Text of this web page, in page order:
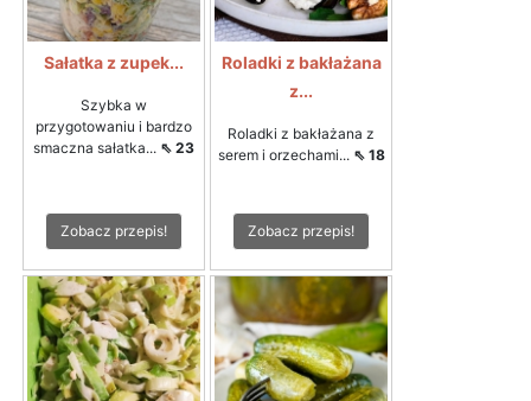
Sałatka z zupek...
Szybka w
przygotowaniu i bardzo
smaczna sałatka... ⇖ 23
Zobacz przepis!
Roladki z bakłażana
z...
Roladki z bakłażana z
serem i orzechami... ⇖ 18
Zobacz przepis!